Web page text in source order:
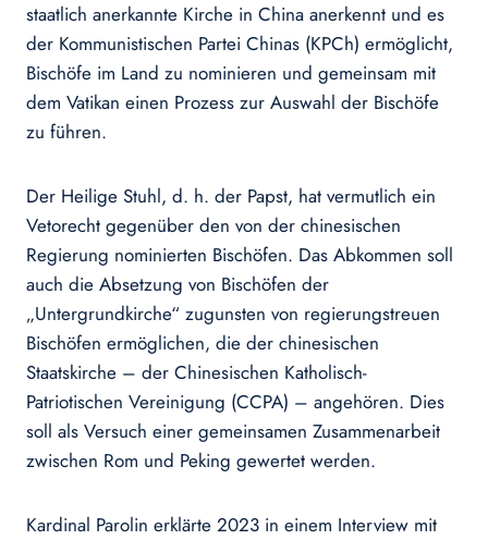
staatlich anerkannte Kirche in China anerkennt und es
der Kommunistischen Partei Chinas (KPCh) ermöglicht,
Bischöfe im Land zu nominieren und gemeinsam mit
dem Vatikan einen Prozess zur Auswahl der Bischöfe
zu führen.
Der Heilige Stuhl, d. h. der Papst, hat vermutlich ein
Vetorecht gegenüber den von der chinesischen
Regierung nominierten Bischöfen. Das Abkommen soll
auch die Absetzung von Bischöfen der
„Untergrundkirche“ zugunsten von regierungstreuen
Bischöfen ermöglichen, die der chinesischen
Staatskirche – der Chinesischen Katholisch-
Patriotischen Vereinigung (CCPA) – angehören. Dies
soll als Versuch einer gemeinsamen Zusammenarbeit
zwischen Rom und Peking gewertet werden.
Kardinal Parolin erklärte 2023 in einem Interview mit